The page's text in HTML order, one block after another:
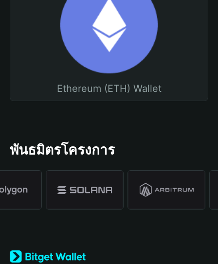
Ethereum (ETH) Wallet
พันธมิตรโครงการ